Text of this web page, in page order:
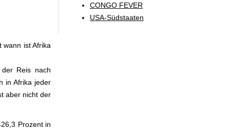
wann ist Afrika
Reis nach
in Afrika jeder
aber nicht der
Prozent in
CONGO FEVER
USA-Südstaaten